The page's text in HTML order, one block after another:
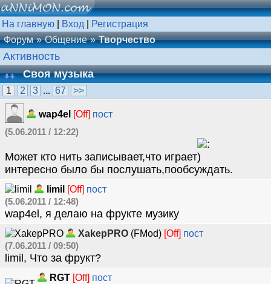
На главную Вход
Регистрация
Форум
Общение Творчество
Активность
Своя музыка
1 2 3 ... 67 >>
wap4el [Off] пост
(5.06.2011 / 12:22)
Может кто нить записывает,что играет
интересно было бы послушать,пообсуждать.
limil [Off] пост
(5.06.2011 / 12:48)
wap4el, я делаю на фрукте музику
XakepPRO (FMod) [Off] пост
(7.06.2011 / 09:50)
limil, Что за фрукт?
RGT [Off] пост